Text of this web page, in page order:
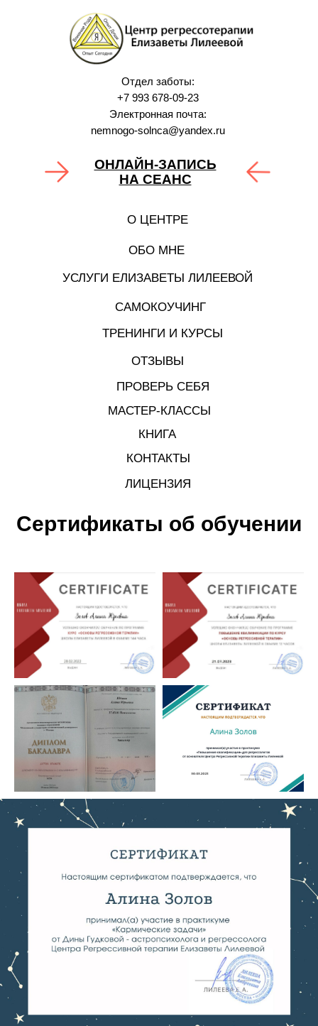
Отдел заботы:
+7 993 678‑09‑23
Электронная почта:
nemnogo-solnca@yandex.ru
ОНЛАЙН-ЗАПИСЬ
НА СЕАНС
О ЦЕНТРЕ
ОБО МНЕ
УСЛУГИ ЕЛИЗАВЕТЫ ЛИЛЕЕВОЙ
ТРЕНИНГИ И КУРСЫ
САМОКОУЧИНГ
ОТЗЫВЫ
ПРОВЕРЬ СЕБЯ
КОНТАКТЫ
КНИГА
ЛИЦЕНЗИЯ
МАСТЕР-КЛАССЫ
Сертификаты об обучении